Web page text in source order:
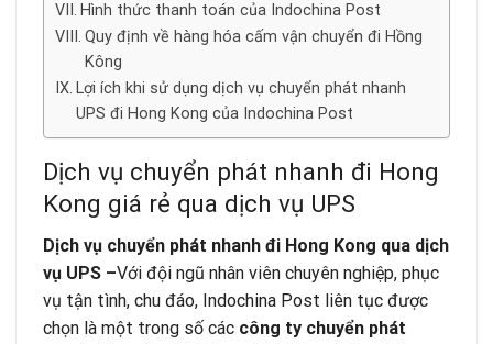
Hình thức thanh toán của Indochina Post
Quy định về hàng hóa cấm vận chuyển đi Hồng
Kông
Lợi ích khi sử dụng dịch vụ chuyển phát nhanh
UPS đi Hong Kong của Indochina Post
Dịch vụ chuyển phát nhanh đi Hong
Kong giá rẻ qua dịch vụ UPS
Dịch vụ chuyển phát nhanh đi Hong Kong qua dịch
vụ UPS –Với đội ngũ nhân viên chuyên nghiệp, phục
vụ tận tình, chu đáo, Indochina Post liên tục được
chọn là một trong số các công ty chuyển phát